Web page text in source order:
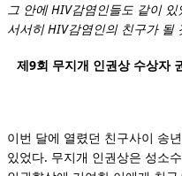
그 안에 HIV감염인들도 같이
서서히 HIV감염인의 친구가 될
제9회 무지개 인권상 수상자
이번 달에 열렸던 친구사이 송
있었다. 무지개 인권상은 성소